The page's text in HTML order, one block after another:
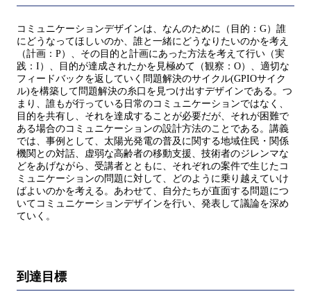
コミュニケーションデザインは、なんのために（目的：G）誰
にどうなってほしいのか、誰と一緒にどうなりたいのかを考え
（計画：P）、その目的と計画にあった方法を考えて行い（実
践：I）、目的が達成されたかを見極めて（観察：O）、適切な
フィードバックを返していく問題解決のサイクル(GPIOサイク
ル)を構築して問題解決の糸口を見つけ出すデザインである。つ
まり、誰もが行っている日常のコミュニケーションではなく、
目的を共有し、それを達成することが必要だが、それが困難で
ある場合のコミュニケーションの設計方法のことである。講義
では、事例として、太陽光発電の普及に関する地域住民・関係
機関との対話、虚弱な高齢者の移動支援、技術者のジレンマな
どをあげながら、受講者とともに、それぞれの案件で生じたコ
ミュニケーションの問題に対して、どのように乗り越えていけ
ばよいのかを考える。あわせて、自分たちが直面する問題につ
いてコミュニケーションデザインを行い、発表して議論を深め
ていく。
到達目標